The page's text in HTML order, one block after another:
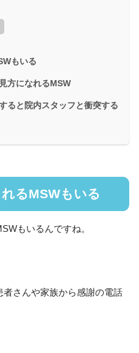
もいる
方になれるMSW
ると院内スタッフと衝突する
るMSWもいる
もいるんですね。
さんや家族から感謝の電話